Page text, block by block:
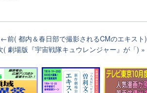
←前( 都内＆春日部で撮影されるCMのエキスト)
( 劇場版『宇宙戦隊キュウレンジャー』が「)